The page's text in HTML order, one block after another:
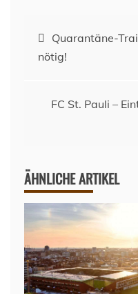
Quarantäne-
nötig!
FC St. Pauli –
ÄHNLICHE ARTIKEL